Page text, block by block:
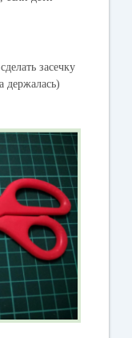
засечку
держалась)